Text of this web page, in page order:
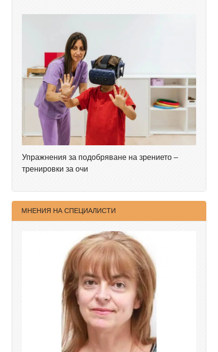
Упражнения за подобряване на зрението –
тренировки за очи
МНЕНИЯ НА СПЕЦИАЛИСТИ